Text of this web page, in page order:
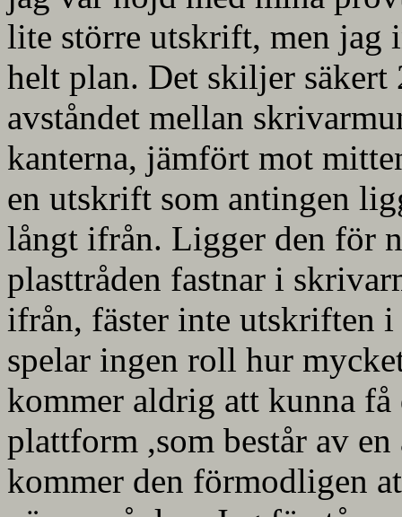
lite större utskrift, men jag
helt plan. Det skiljer
avståndet mellan
kanterna, jämfört mot
en utskrift som antingen
långt ifrån. Ligger den för
plasttråden fastnar i
ifrån, fäster inte utskriften
spelar ingen roll hur
kommer aldrig att kunna
plattform ,som består av
kommer den förmodligen